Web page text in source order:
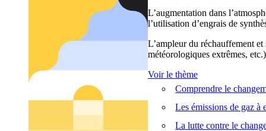
L’augmentation dans
l’utilisation d’engrais de
L’ampleur du réchauffement
météorologiques extrêmes,
Voir le thème
Comprendre le
Les émissions de gaz à
La lutte contre le